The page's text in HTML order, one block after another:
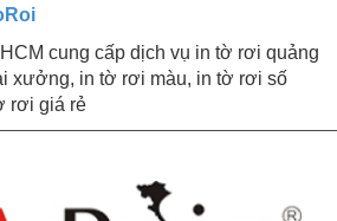
cung cấp dịch vụ in tờ rơi quảng
xưởng, in tờ rơi màu, in tờ rơi số
rơi giá rẻ